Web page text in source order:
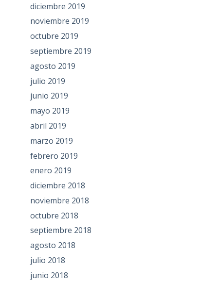
diciembre 2019
noviembre 2019
octubre 2019
septiembre 2019
agosto 2019
julio 2019
junio 2019
mayo 2019
abril 2019
marzo 2019
febrero 2019
enero 2019
diciembre 2018
noviembre 2018
octubre 2018
septiembre 2018
agosto 2018
julio 2018
junio 2018